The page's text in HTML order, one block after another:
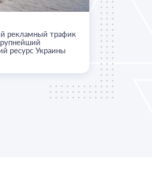
рекламный трафик
ресурс Украины